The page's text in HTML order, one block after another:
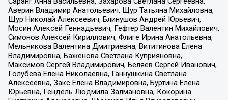
Аверин Владимир Анатольевич, Щур Татьяна Михайловна,
Щур Николай Алексеевич, Блинушов Андрей Юрьевич,
Мосин Алексей Геннадьевич, Гефтер Валентин Михайлович,
Симонов Алексей Кириллович, Флиге Ирина Анатольевна,
Мельникова Валентина Дмитриевна, Вититинова Елена
Владимировна, Баженова Светлана Куприяновна,
Максимов Сергей Владимирович, Беляев Сергей Иванович,
Голубева Елена Николаевна, Ганнушкина Светлана
Алексеевна, Закс Елена Владимировна, Буртина Елена
Юрьевна, Гендель Людмила Залмановна, Кокорина